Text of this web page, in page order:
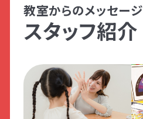
教室からのメッセージ
スタッフ紹介